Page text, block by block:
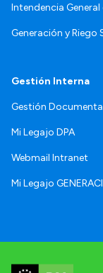
Intendencia
Generación y Riego
Gestión Interna
Gestión
Mi Legajo DPA
Webmail Intranet
Mi Legajo